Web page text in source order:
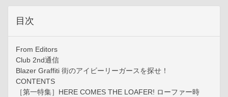
目次
From Editors
Club 2nd通信
Blazer Graffiti 街のアイビーリーガースを探せ！
CONTENTS
［第一特集］HERE COMES THE LOAFER! ローファー時